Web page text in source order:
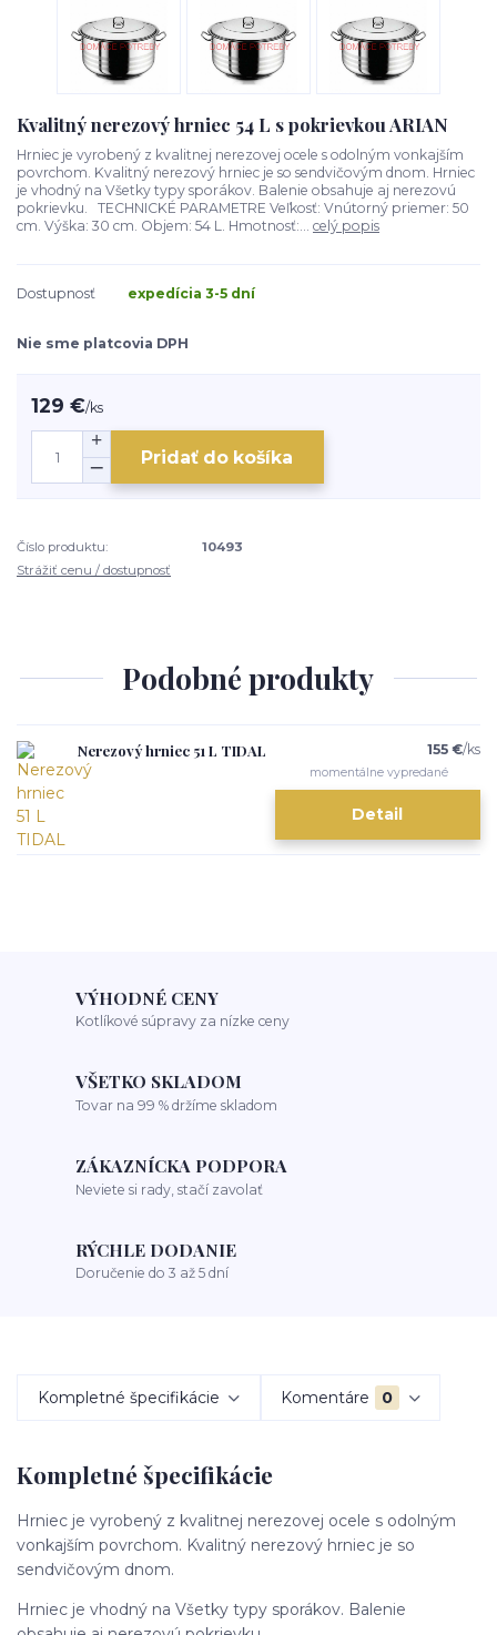
Kvalitný nerezový hrniec 54 L s pokrievkou ARIAN
Hrniec je vyrobený z kvalitnej nerezovej ocele s odolným vonkajším
povrchom. Kvalitný nerezový hrniec je so sendvičovým dnom. Hrniec
je vhodný na Všetky typy sporákov. Balenie obsahuje aj nerezovú
pokrievku. TECHNICKÉ PARAMETRE Veľkosť: Vnútorný priemer: 50
cm. Výška: 30 cm. Objem: 54 L. Hmotnosť:... celý popis
Dostupnosť expedícia 3-5 dní
Nie sme platcovia DPH
129 €/ks
Pridať do košíka
Číslo produktu:
10493
Strážiť cenu / dostupnosť
Podobné produkty
Nerezový hrniec 51 L TIDAL 155 €/ks
momentálne vypredané
Detail
VÝHODNÉ CENY
Kotlíkové súpravy za nízke ceny
VŠETKO SKLADOM
Tovar na 99 % držíme skladom
ZÁKAZNÍCKA PODPORA
Neviete si rady, stačí zavolať
RÝCHLE DODANIE
Doručenie do 3 až 5 dní
Kompletné špecifikácie Komentáre 0
Kompletné špecifikácie
Hrniec je vyrobený z kvalitnej nerezovej ocele s odolným
vonkajším povrchom. Kvalitný nerezový hrniec je so
sendvičovým dnom.
Hrniec je vhodný na Všetky typy sporákov. Balenie